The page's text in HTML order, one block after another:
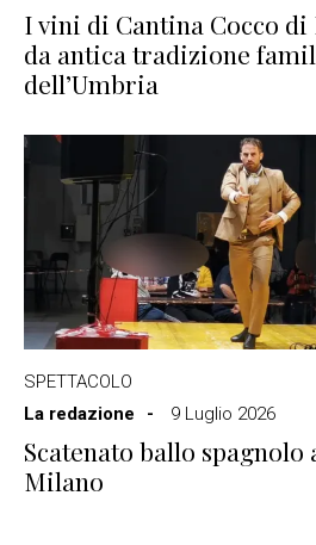
I vini di Cantina Cocco di
da antica tradizione
dell’Umbria
SPETTACOLO
La redazione
9 Luglio 2026
Scatenato ballo spagnolo
Milano